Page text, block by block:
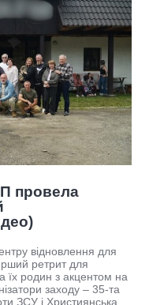
провела
відновлення для
ретрит для
їх родин з акцентом на
заходу – 35-та
ЗСУ і Християнська